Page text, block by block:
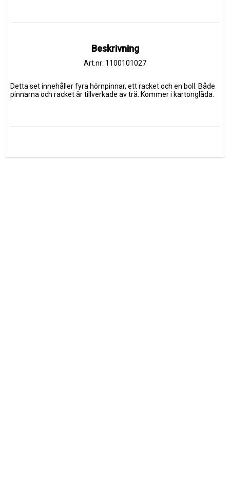
Beskrivning
Art.nr: 1100101027
Detta set innehåller fyra hörnpinnar, ett racket och en boll. Både
pinnarna och racket är tillverkade av trä. Kommer i kartonglåda.